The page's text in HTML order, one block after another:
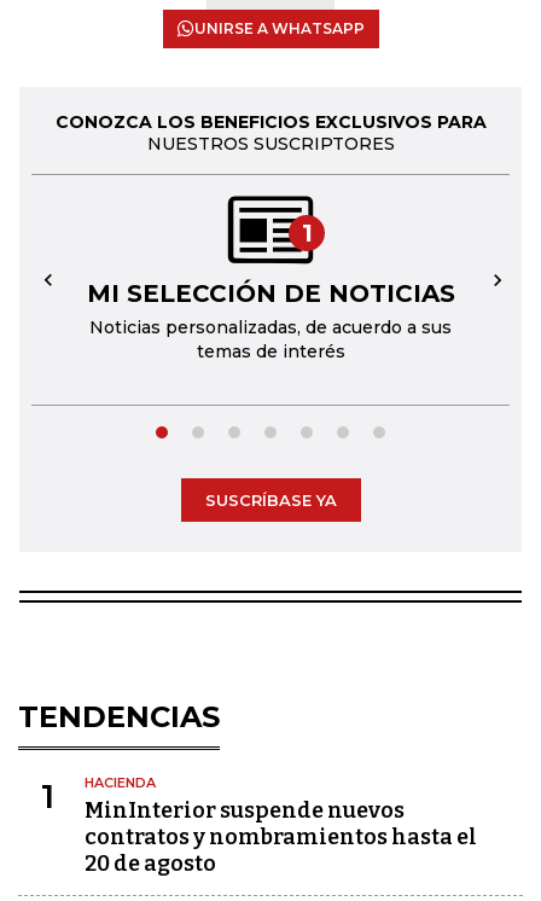
UNIRSE A WHATSAPP
CONOZCA LOS BENEFICIOS EXCLUSIVOS PARA
NUESTROS SUSCRIPTORES
1
MI SELECCIÓN DE NOTICIAS
Noticias personalizadas, de acuerdo a sus
temas de interés
← →
SUSCRÍBASE YA
TENDENCIAS
1 HACIENDA
MinInterior suspende nuevos
contratos y nombramientos hasta el
20 de agosto